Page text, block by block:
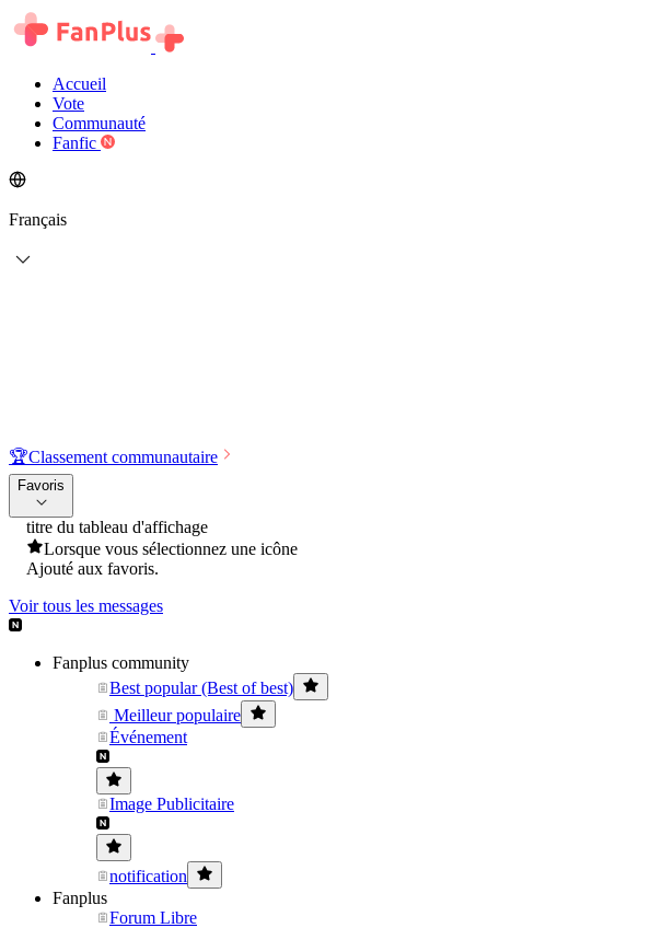
Accueil
Vote
Communauté
Fanfic
Français
🏆Classement communautaire
Favoris
titre du tableau d'affichage
Lorsque vous sélectionnez une icône
Ajouté aux favoris.
Voir tous les messages
Fanplus community
Best popular (Best of best)
Meilleur populaire
Événement
Image Publicitaire
notification
Fanplus
Forum Libre